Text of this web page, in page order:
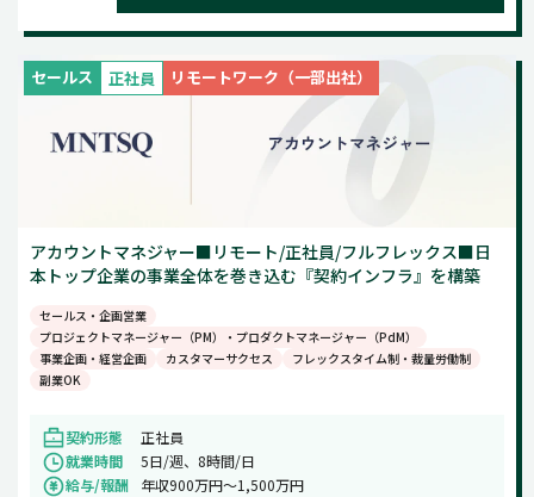
セールス 正社員 リモートワーク（一部出社）
アカウントマネジャー■リモート/正社員/フルフレックス■日
本トップ企業の事業全体を巻き込む『契約インフラ』を構築
セールス・企画営業
プロジェクトマネージャー（PM）・プロダクトマネージャー（PdM）
事業企画・経営企画
カスタマーサクセス
フレックスタイム制・裁量労働制
副業OK
契約形態
正社員
就業時間
5日/週、8時間/日
給与/報酬
年収900万円〜1,500万円